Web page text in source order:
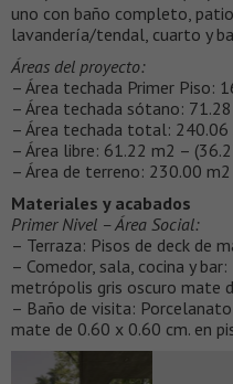
uno con baño completo,
lavandería/tendal, cuarto y
Áreas del proyecto:
– Área techada Primer Piso:
– Área techada sótano:
– Área techada total: 240.06
– Área libre: 61.22 m2 –
– Área de terreno: 230.00 m2
Materiales y acabados
Primer Nivel – Área Social:
– Terraza: Pisos de deck de
– Comedor, sala, cocina y
metrópolis gris oscuro mate
– Baño de visita:
mate de 0.60 x 0.60 cm. en